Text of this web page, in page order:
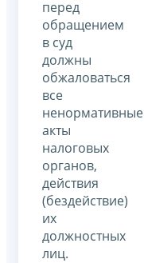
перед
обращением
в суд
должны
обжаловаться
все
ненормативные
акты
налоговых
органов,
действия
(бездействие)
их
должностных
лиц.